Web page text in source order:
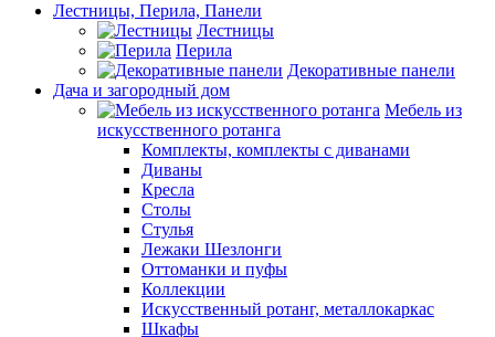
Лестницы, Перила, Панели
Лестницы
Перила
Декоративные панели
Дача и загородный дом
Мебель из
искусственного ротанга
Комплекты, комплекты с диванами
Диваны
Кресла
Столы
Стулья
Лежаки Шезлонги
Оттоманки и пуфы
Коллекции
Искусственный ротанг, металлокаркас
Шкафы